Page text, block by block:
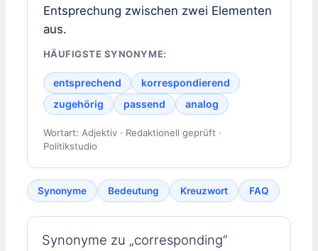
Entsprechung zwischen zwei Elementen
aus.
HÄUFIGSTE SYNONYME:
entsprechend
korrespondierend
zugehörig
passend analog
Wortart: Adjektiv · Redaktionell geprüft ·
Politikstudio
Synonyme Bedeutung Kreuzwort FAQ
Synonyme zu „corresponding“